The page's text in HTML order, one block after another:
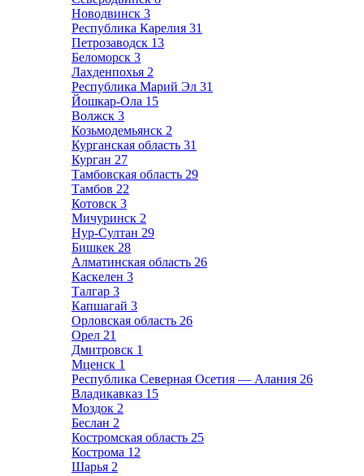
Новодвинск 3
Республика Карелия 31
Петрозаводск 13
Беломорск 3
Лахденпохья 2
Республика Марий Эл 31
Йошкар-Ола 15
Волжск 3
Козьмодемьянск 2
Курганская область 31
Курган 27
Тамбовская область 29
Тамбов 22
Котовск 3
Мичуринск 2
Нур-Султан 29
Бишкек 28
Алматинская область 26
Каскелен 3
Талгар 3
Капшагай 3
Орловская область 26
Орел 21
Дмитровск 1
Мценск 1
Республика Северная Осетия — Алания 26
Владикавказ 15
Моздок 2
Беслан 2
Костромская область 25
Кострома 12
Шарья 2